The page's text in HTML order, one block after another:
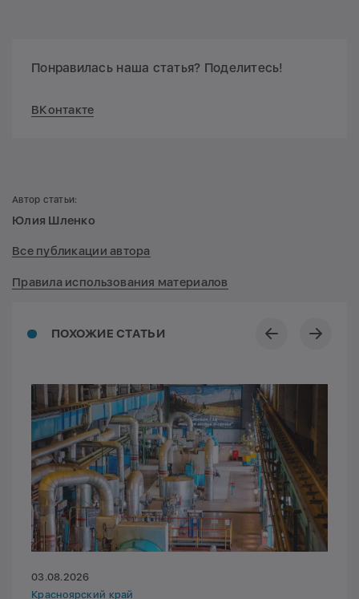
Понравилась наша статья? Поделитесь!
ВКонтакте
ПОХОЖИЕ СТАТЬИ
03.08.2026
Красноярский край
Автор статьи:
Юлия Шленко
Все публикации автора
Правила использования материалов